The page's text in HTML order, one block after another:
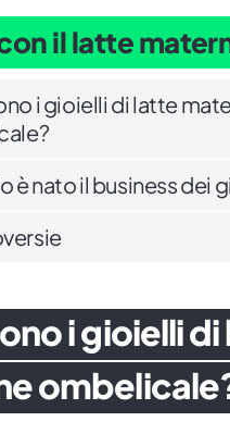
il latte
i gioielli di latte
è nato il business dei
i gioielli